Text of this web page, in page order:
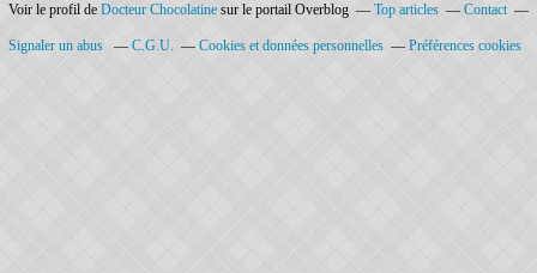
Voir le profil de Docteur Chocolatine sur le portail Overblog Top articles Contact
Signaler un abus C.G.U. Cookies et données personnelles Préférences cookies